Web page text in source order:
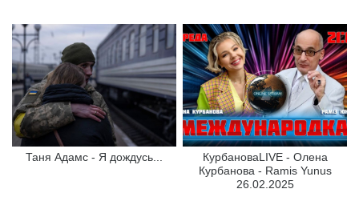
Таня Адамс - Я дождусь...
КурбановаLIVE - Олена
Курбанова - Ramis Yunus
26.02.2025